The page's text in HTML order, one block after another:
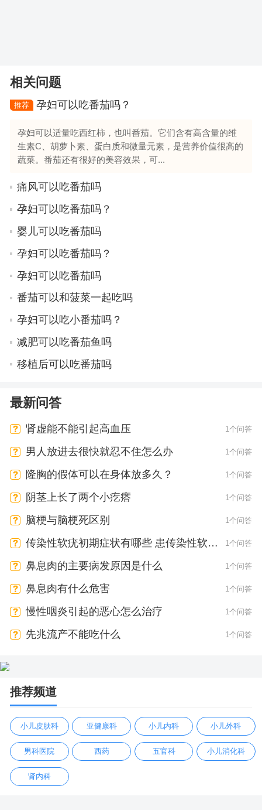
相关问题
推荐 孕妇可以吃番茄吗？
孕妇可以适量吃西红柿，也叫番茄。它们含有高含量的维
生素C、胡萝卜素、蛋白质和微量元素，是营养价值很高的
蔬菜。番茄还有很好的美容效果，可...
痛风可以吃番茄吗
孕妇可以吃番茄吗？
婴儿可以吃番茄吗
孕妇可以吃番茄吗？
孕妇可以吃番茄吗
番茄可以和菠菜一起吃吗
孕妇可以吃小番茄吗？
减肥可以吃番茄鱼吗
移植后可以吃番茄吗
最新问答
肾虚能不能引起高血压 1个问答
男人放进去很快就忍不住怎么办 1个问答
隆胸的假体可以在身体放多久？ 1个问答
阴茎上长了两个小疙瘩 1个问答
脑梗与脑梗死区别 1个问答
传染性软疣初期症状有哪些 患传染性软疣
会有疼痛感吗
1个问答
鼻息肉的主要病发原因是什么 1个问答
鼻息肉有什么危害 1个问答
慢性咽炎引起的恶心怎么治疗 1个问答
先兆流产不能吃什么 1个问答
推荐频道
小儿皮肤科 亚健康科 小儿内科 小儿外科
男科医院 西药 五官科 小儿消化科
肾内科